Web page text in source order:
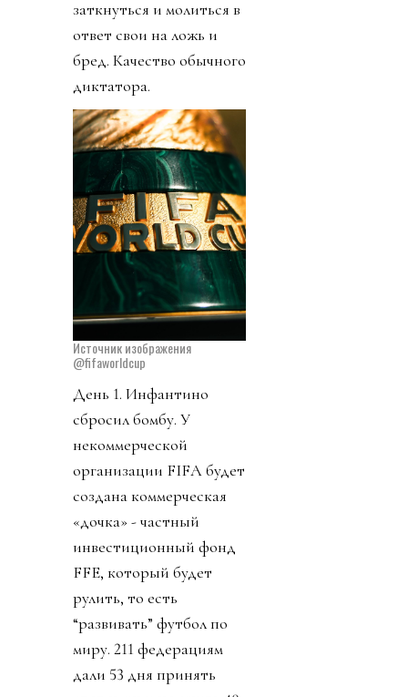
заткнуться и молиться в
ответ свои на ложь и
бред. Качество обычного
диктатора.
Источник изображения
@fifaworldcup
День 1. Инфантино
сбросил бомбу. У
некоммерческой
организации FIFA будет
создана коммерческая
«дочка» - частный
инвестиционный фонд
FFE, который будет
рулить, то есть
“развивать” футбол по
миру. 211 федерациям
дали 53 дня принять